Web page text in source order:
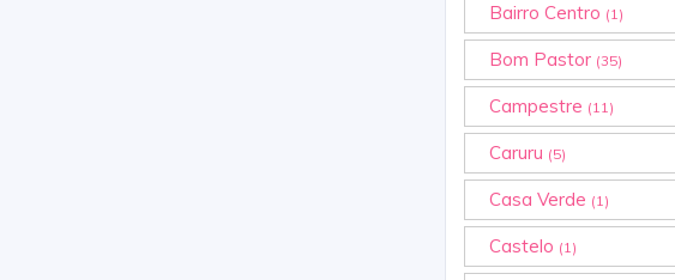
Bairro Centro (1)
Bom Pastor (35)
Campestre (11)
Caruru (5)
Casa Verde (1)
Castelo (1)